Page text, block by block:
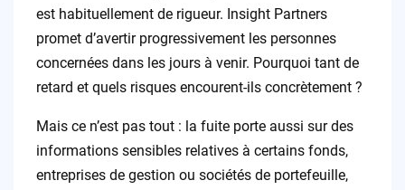
est habituellement de rigueur. Insight Partners
promet d’avertir progressivement les personnes
concernées dans les jours à venir. Pourquoi tant de
retard et quels risques encourent-ils concrètement ?
Mais ce n’est pas tout : la fuite porte aussi sur des
informations sensibles relatives à certains fonds,
entreprises de gestion ou sociétés de portefeuille,